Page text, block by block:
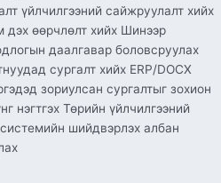
үйлчилгээний сайжруулалт хийх
дэх өөрчлөлт хийх Шинээр
даалгавар боловсруулах
сургалт хийх ERP/DOCX
зориулсан сургалтыг зохион
нэгтгэх Төрийн үйлчилгээний
шийдвэрлэх албан